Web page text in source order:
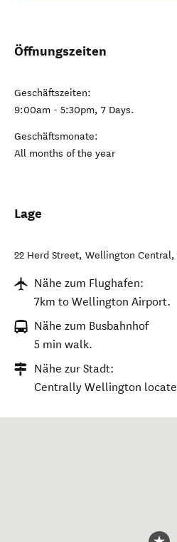
Öffnungszeiten
Geschäftszeiten:
9:00am - 5:30pm, 7 Days.
Geschäftsmonate:
All months of the year
Lage
22 Herd Street, Wellington Central,
Nähe zum Flughafen:
7km to Wellington Airport.
Nähe zum Busbahnhof
5 min walk.
Nähe zur Stadt:
Centrally Wellington